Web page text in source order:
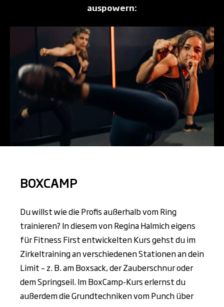
auspowern:
BOXCAMP
Du willst wie die Profis außerhalb vom Ring
trainieren? In diesem von Regina Halmich eigens
für Fitness First entwickelten Kurs gehst du im
Zirkeltraining an verschiedenen Stationen an dein
Limit – z. B. am Boxsack, der Zauberschnur oder
dem Springseil. Im BoxCamp-Kurs erlernst du
außerdem die Grundtechniken vom Punch über